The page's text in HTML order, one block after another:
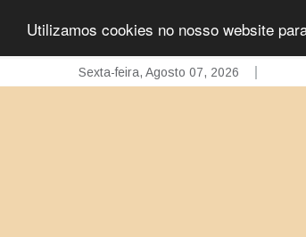
Utilizamos cookies no nosso website
to
Sexta-feira, Agosto 07, 2026